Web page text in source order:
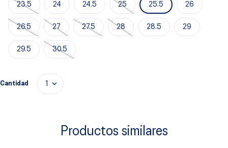
23.5 24 24.5 25 25.5 26
26.5 27 27.5 28 28.5 29
29.5 30.5
Cantidad 1
Productos similares